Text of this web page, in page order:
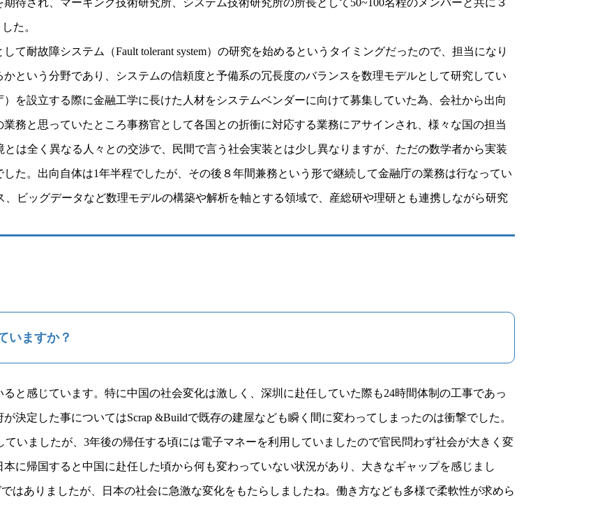
待され、マーキング技術研究所、システム技術研究所の所長として50~100名程のメンバーと共に３
た。
て耐故障システム（Fault tolerant system）の研究を始めるというタイミングだったので、担当になり
という分野であり、システムの信頼度と予備系の冗長度のバランスを数理モデルとして研究してい
を設立する際に金融工学に長けた人材をシステムベンダーに向けて募集していた為、会社から出向
務と思っていたところ事務官として各国との折衝に対応する業務にアサインされ、様々な国の担当
は全く異なる人々との交渉で、民間で言う社会実装とは少し異なりますが、ただの数学者から実装
た。出向自体は1年半程でしたが、その後８年間兼務という形で継続して金融庁の業務は行なってい
ビッグデータなど数理モデルの構築や解析を軸とする領域で、産総研や理研とも連携しながら研究
いますか？
と感じています。特に中国の社会変化は激しく、深圳に赴任していた際も24時間体制の工事であっ
決定した事についてはScrap &Buildで既存の建屋なども瞬く間に変わってしまったのは衝撃でした。
いましたが、3年後の帰任する頃には電子マネーを利用していましたので官民問わず社会が大きく変
に帰国すると中国に赴任した頃から何も変わっていない状況があり、大きなギャップを感じまし
はありましたが、日本の社会に急激な変化をもたらしましたね。働き方なども多様で柔軟性が求めら